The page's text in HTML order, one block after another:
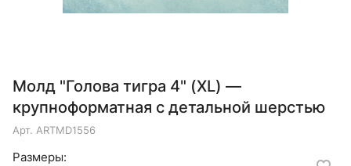
Молд "Голова тигра 4" (XL) —
крупноформатная с детальной шерстью
Арт. ARTMD1556
Размеры: